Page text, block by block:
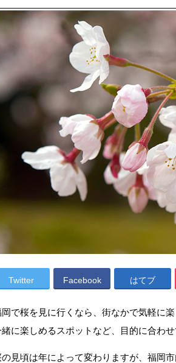
Twitter Facebook はてブ
岡で桜を見に行くなら、街なかで気軽に
に楽しめるスポットなど、目的に合わ
の見頃は年によって変わりますが、福岡